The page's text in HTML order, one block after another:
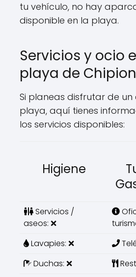
tu vehículo, no hay
disponible en la playa.
Servicios y ocio
playa de
Si planeas disfrutar de un
playa, aquí tienes
los servicios disponibles:
Higiene
Servicios /
aseos: ❌
Lavapies: ❌
Duchas: ❌